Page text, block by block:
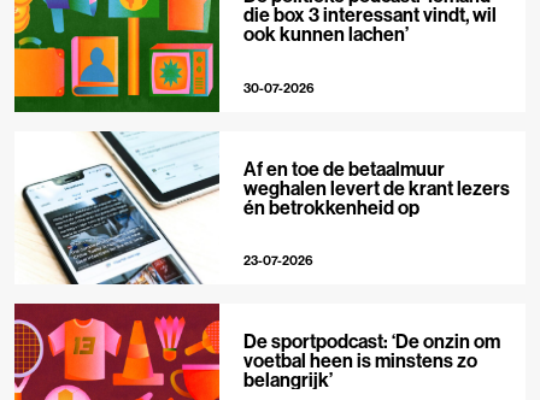
die box 3 interessant vindt, wil
ook kunnen lachen’
30-07-2026
Af en toe de betaalmuur
weghalen levert de krant lezers
én betrokkenheid op
23-07-2026
De sportpodcast: ‘De onzin om
voetbal heen is minstens zo
belangrijk’